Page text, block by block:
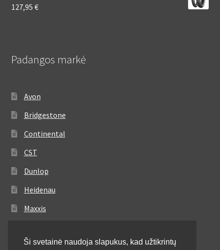
127,95 €
Padangos markė
Avon
Bridgestone
Continental
CST
Dunlop
Heidenau
Maxxis
Michelin
Ši svetainė naudoja slapukus, kad užtikrintų